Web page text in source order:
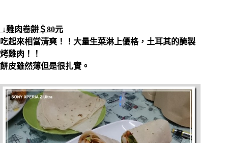
↓雞肉卷餅＄80元
吃起來相當清爽！！大量生菜淋上優格，土耳其的醃製
烤雞肉！！
餅皮雖然薄但是很扎實。